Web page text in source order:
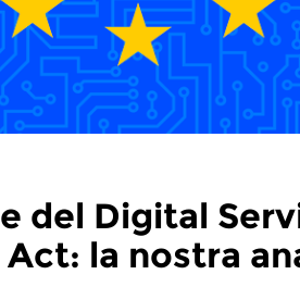
del Digital
la nostra